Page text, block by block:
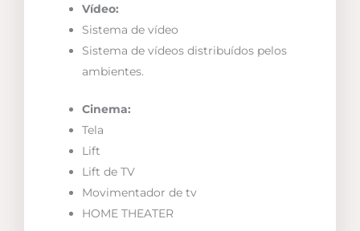
Vídeo:
Sistema de vídeo
Sistema de vídeos distribuídos pelos
ambientes.
Cinema:
Tela
Lift
Lift de TV
Movimentador de tv
HOME THEATER